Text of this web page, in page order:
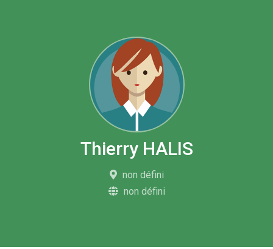
Thierry HALIS
non défini
non défini